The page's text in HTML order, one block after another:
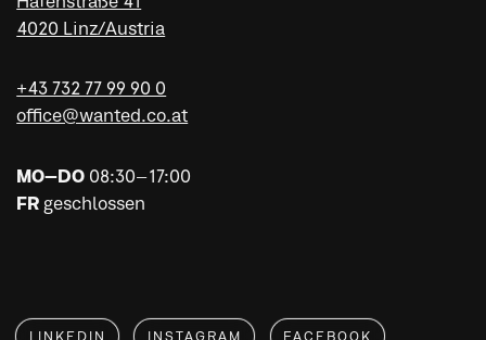
4020 Linz/Austria
+43 732 77 99 90 0
office@wanted.co.at
MO–DO 08:30–17:00
FR geschlossen
LINKEDIN INSTAGRAM FACEBOOK